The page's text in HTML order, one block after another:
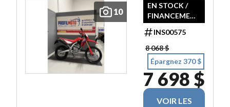
10
EN STOCK /
FINANCEMENT
DISPONIBLE
INS00575
8 068 $
Épargnez 370 $
7 698 $
VOIR LES